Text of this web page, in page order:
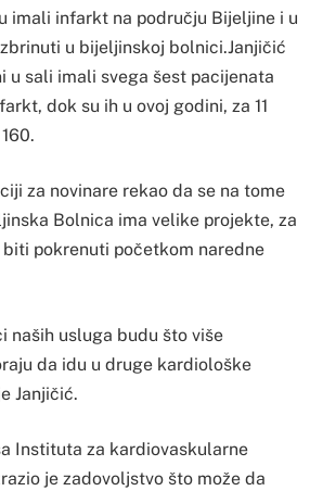
imali infarkt na području Bijeljine i u
u bijeljinskoj bolnici.Janjičić
u sali imali svega šest pacijenata
dok su ih u ovoj godini, za 11
za novinare rekao da se na tome
Bolnica ima velike projekte, za
pokrenuti početkom naredne
naših usluga budu što više
da idu u druge kardiološke
Janjičić.
Instituta za kardiovaskularne
je zadovoljstvo što može da